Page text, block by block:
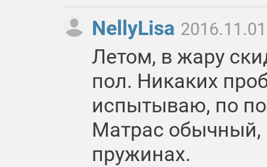
NellyLisa
Летом, в жару
пол. Никаких
испытываю, по
Матрас обычный,
пружинах.